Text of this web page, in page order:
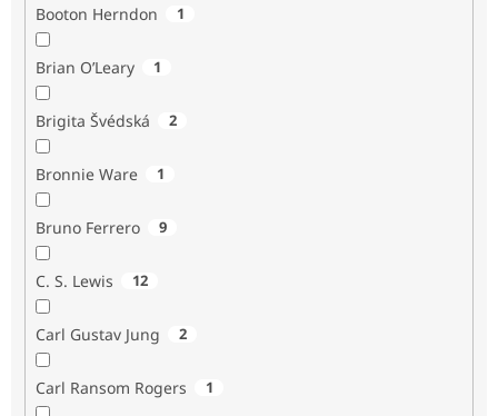
Booton Herndon 1
Brian O’Leary 1
Brigita Švédská 2
Bronnie Ware 1
Bruno Ferrero 9
C. S. Lewis 12
Carl Gustav Jung 2
Carl Ransom Rogers 1